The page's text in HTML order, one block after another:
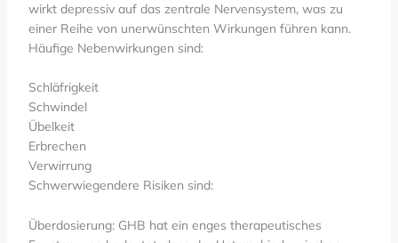
wirkt depressiv auf das zentrale Nervensystem, was zu
einer Reihe von unerwünschten Wirkungen führen kann.
Häufige Nebenwirkungen sind:
Schläfrigkeit
Schwindel
Übelkeit
Erbrechen
Verwirrung
Schwerwiegendere Risiken sind:
Überdosierung: GHB hat ein enges therapeutisches